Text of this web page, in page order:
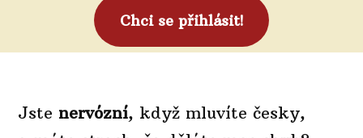
Chci se přihlásit!
Jste nervózní, když mluvíte česky,